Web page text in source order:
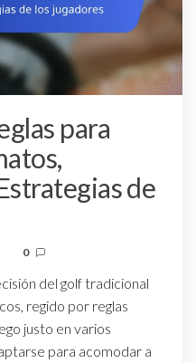
para
de
0
del golf tradicional
regido por reglas
justo en varios
para acomodar a